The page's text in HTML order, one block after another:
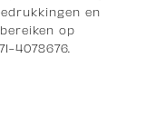
en
op
4078676.